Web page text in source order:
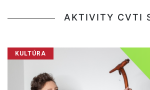
AKTIVITY CVTI
KULTÚRA